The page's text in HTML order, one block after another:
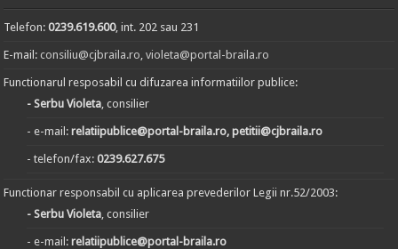
Telefon:0239.619.600, int. 202 sau 231
E-mail:consiliu@cjbraila.ro ,violeta@portal-braila.ro
Functionarul resposabil cu difuzarea informatiilor publice:
- Serbu Violeta , consilier
- e-mail:relatiipublice@portal-braila.ro, petitii@cjbraila.ro
- telefon/fax:0239.627.675
Functionar responsabil cu aplicarea prevederilor Legii nr.52/2003:
- Serbu Violeta , consilier
- e-mail:relatiipublice@portal-braila.ro